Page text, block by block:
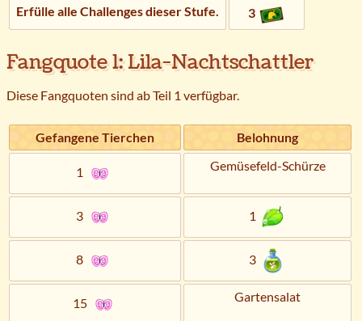
Erfülle alle Challenges dieser Stufe. 3
Fangquote 1: Lila-Nachtschattler
Diese Fangquoten sind ab Teil 1 verfügbar.
Gefangene Tierchen Belohnung
1 Gemüsefeld-Schürze
3 1
8 3
15 Gartensalat